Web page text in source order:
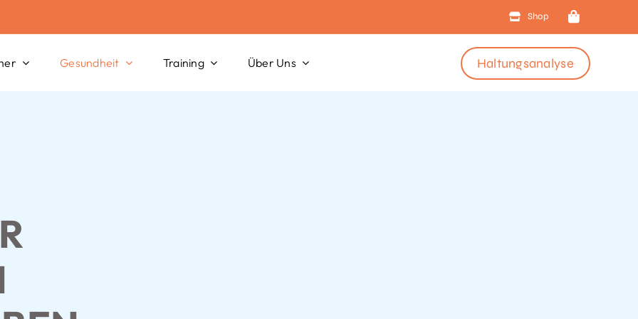
Shop
Gesundheit Training Über Uns Haltungsanalyse